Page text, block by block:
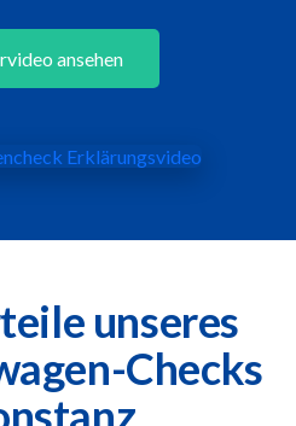
ansehen
unseres
Checks